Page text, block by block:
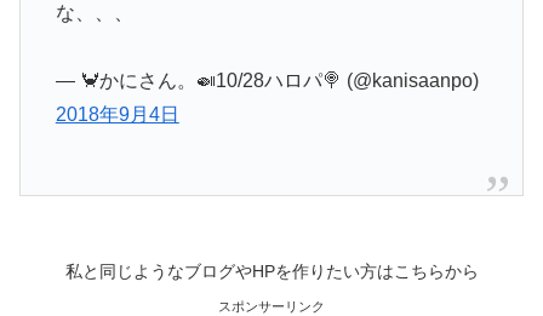
な、、、
— 🦀かにさん。🍛10/28ハロパ🍭 (@kanisaanpo)
2018年9月4日
私と同じようなブログやHPを作りたい方はこちらから
スポンサーリンク